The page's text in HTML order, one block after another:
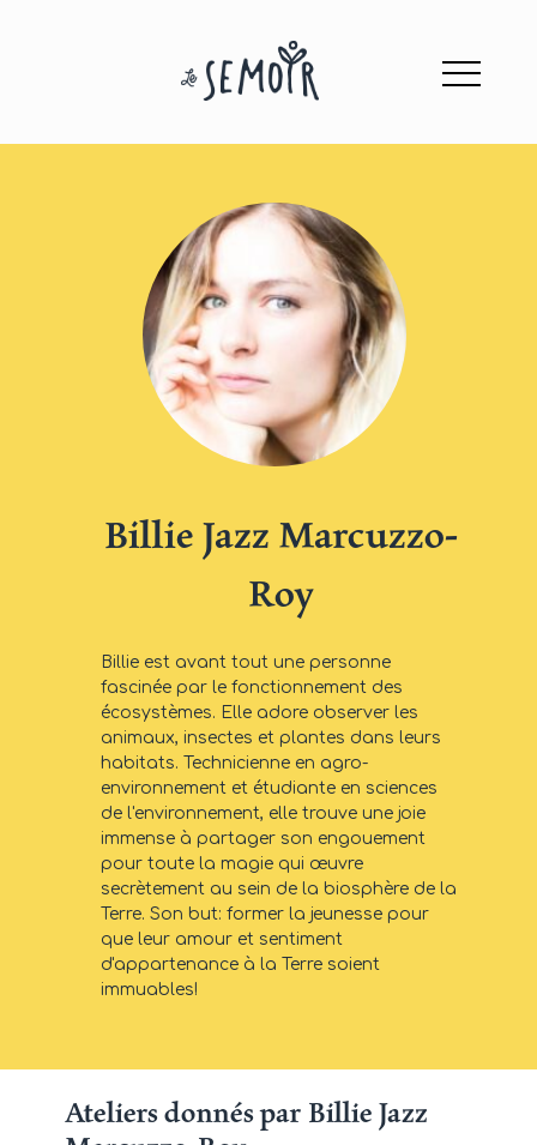
Billie Jazz Marcuzzo-
Roy
Billie est avant tout une personne
fascinée par le fonctionnement des
écosystèmes. Elle adore observer les
animaux, insectes et plantes dans leurs
habitats. Technicienne en agro-
environnement et étudiante en sciences
de l'environnement, elle trouve une joie
immense à partager son engouement
pour toute la magie qui œuvre
secrètement au sein de la biosphère de la
Terre. Son but: former la jeunesse pour
que leur amour et sentiment
d'appartenance à la Terre soient
immuables!
Ateliers donnés par Billie Jazz